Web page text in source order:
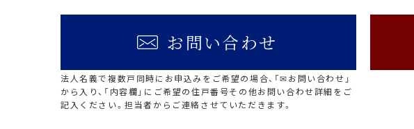
お問い合わせ
法人名義で複数戸同時にお申込みをご希望の場合、「✉お問い合わせ」
から入り、「内容欄」にご希望の住戸番号その他お問い合わせ詳細をご
記入ください。担当者からご連絡させていただきます。